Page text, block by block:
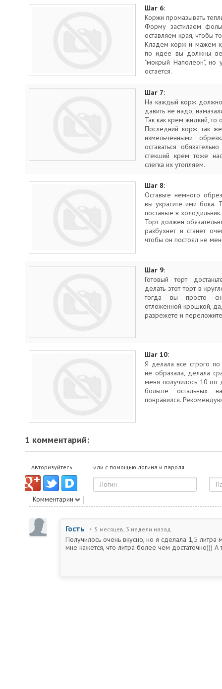
Шаг 6:
Коржи промазывать
Форму застилаем
оставляем края, чтобы
Кладем корж и мажем
по идее вы должны
"мокрый Наполеон", но
остается.
Шаг 7:
На каждый корж
давить не надо,
Так как крем жидкий, то
Последний корж так
измельченными
оставаться
стекший крем тоже
слегка их утопляем.
Шаг 8:
Оставьте немного
вы украсите ими бока.
поставьте в холодильник.
Торт должен
разбухнет и станет
чтобы он постоял не
Шаг 9:
Готовый торт
делать этот торт в
тогда вы просто
отложенной крошкой,
разрежете и
Шаг 10:
Я делала все строго по
не образала, делала
меня получилось 10 шт
больше остальных
понравился.
1 комментарий:
Авторизуйтесь или с помощью логина и пароля
Комментарии
Гость 5 месяцев, 3 недели назад
Получилось очень вкусно, но я сделала 1,5 литра
мне кажется, что литра более чем достаточно))) А